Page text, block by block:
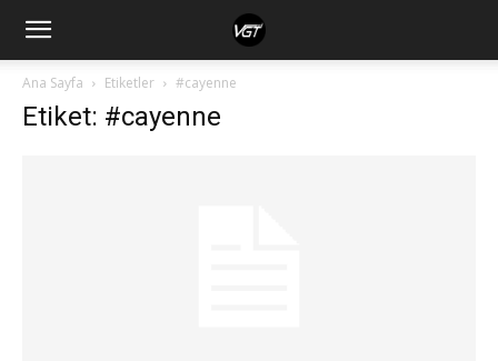
Ana Sayfa Etiketler #cayenne
Etiket: #cayenne